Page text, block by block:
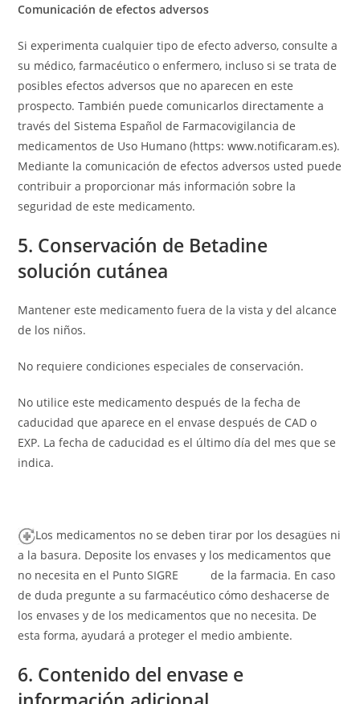
Comunicación de efectos adversos
Si experimenta cualquier tipo de efecto adverso, consulte a
su médico, farmacéutico o enfermero, incluso si se trata de
posibles efectos adversos que no aparecen en este
prospecto. También puede comunicarlos directamente a
través del Sistema Español de Farmacovigilancia de
medicamentos de Uso Humano (https: www.notificaram.es).
Mediante la comunicación de efectos adversos usted puede
contribuir a proporcionar más información sobre la
seguridad de este medicamento.
5. Conservación de Betadine
solución cutánea
Mantener este medicamento fuera de la vista y del alcance
de los niños.
No requiere condiciones especiales de conservación.
No utilice este medicamento después de la fecha de
caducidad que aparece en el envase después de CAD o
EXP. La fecha de caducidad es el último día del mes que se
indica.
Los medicamentos no se deben tirar por los desagües ni
a la basura. Deposite los envases y los medicamentos que
no necesita en el Punto SIGRE de la farmacia. En caso
de duda pregunte a su farmacéutico cómo deshacerse de
los envases y de los medicamentos que no necesita. De
esta forma, ayudará a proteger el medio ambiente.
6. Contenido del envase e